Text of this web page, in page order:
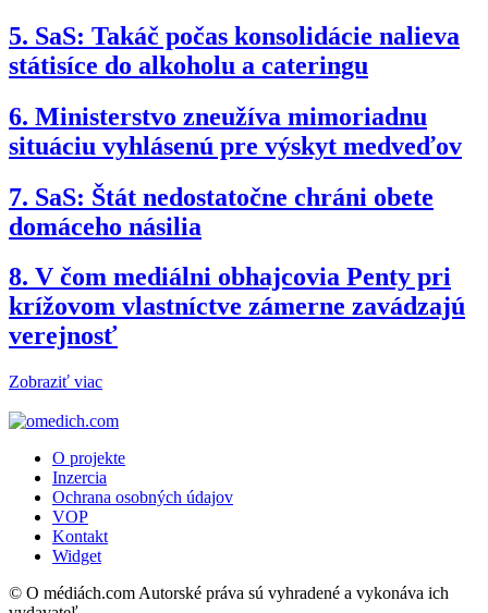
5. SaS: Takáč počas konsolidácie nalieva
státisíce do alkoholu a cateringu
6. Ministerstvo zneužíva mimoriadnu
situáciu vyhlásenú pre výskyt medveďov
7. SaS: Štát nedostatočne chráni obete
domáceho násilia
8. V čom mediálni obhajcovia Penty pri
krížovom vlastníctve zámerne zavádzajú
verejnosť
Zobraziť viac
O projekte
Inzercia
Ochrana osobných údajov
VOP
Kontakt
Widget
© O médiách.com Autorské práva sú vyhradené a vykonáva ich